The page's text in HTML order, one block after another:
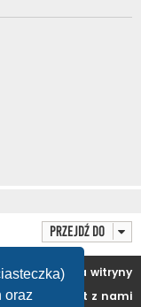
oraz
Przejdź do
ciasteczka witryny
Kontakt z nami